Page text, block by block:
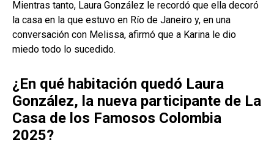
Mientras tanto, Laura González le recordó que ella decoró
la casa en la que estuvo en Río de Janeiro y, en una
conversación con Melissa, afirmó que a Karina le dio
miedo todo lo sucedido.
¿En qué habitación quedó Laura
González, la nueva participante de La
Casa de los Famosos Colombia
2025?